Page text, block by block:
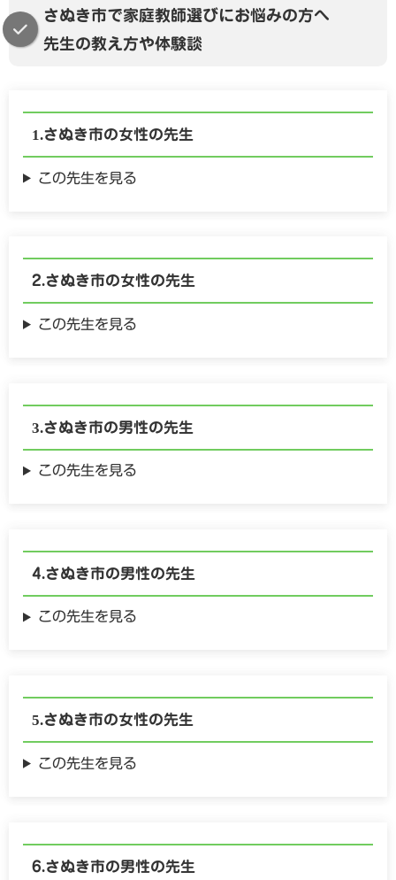
さぬき市で家庭教師選びにお悩みの方へ
先生の教え方や体験談
さぬき市の女性の先生
この先生を見る
さぬき市の女性の先生
この先生を見る
さぬき市の男性の先生
この先生を見る
さぬき市の男性の先生
この先生を見る
さぬき市の女性の先生
この先生を見る
さぬき市の男性の先生